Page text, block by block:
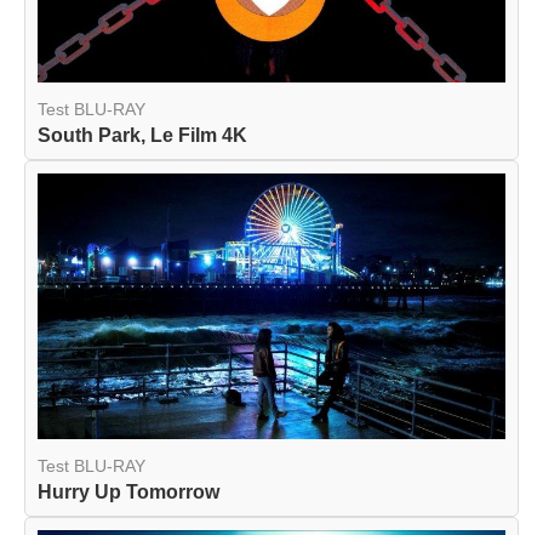
Test BLU-RAY
South Park, Le Film 4K
Test BLU-RAY
Hurry Up Tomorrow